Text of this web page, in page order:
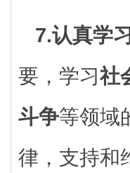
7.认真学
要，学习社
斗争等领域
律，支持和